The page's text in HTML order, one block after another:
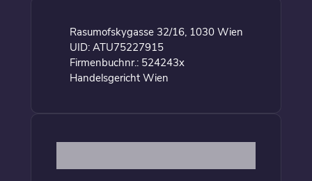
Rasumofskygasse 32/16, 1030 Wien
UID: ATU75227915
Firmenbuchnr.: 524243x
Handelsgericht Wien